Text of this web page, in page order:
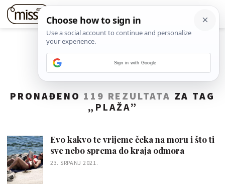
PRONAĐENO 119 REZULTATA ZA TAG
„ PLAŽA”
Evo kakvo te vrijeme čeka na moru i što ti
sve nebo sprema do kraja odmora
23. SRPANJ 2021.
Sign in with Google